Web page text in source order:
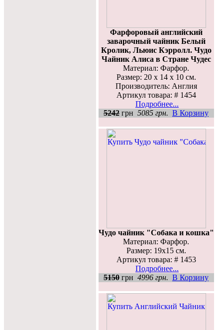
Фарфоровый английский
заварочный чайник Белый
Кролик, Льюис Кэрролл. Чудо
Чайник Алиса в Стране Чудес
Материал: Фарфор.
Размер: 20 х 14 х 10 см.
Производитель: Англия
Артикул товара: # 1454
Подробнее...
5242 грн 5085 грн. В Корзину
Чудо чайник "Собака и кошка"
Материал: Фарфор.
Размер: 19х15 см.
Артикул товара: # 1453
Подробнее...
5150 грн 4996 грн. В Корзину